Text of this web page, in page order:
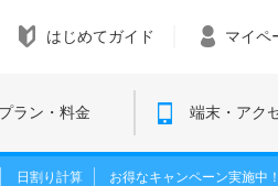
はじめてガイド マイペ
プラン・料金 端末・アク
日割り計算 お得なキャンペーン実施中